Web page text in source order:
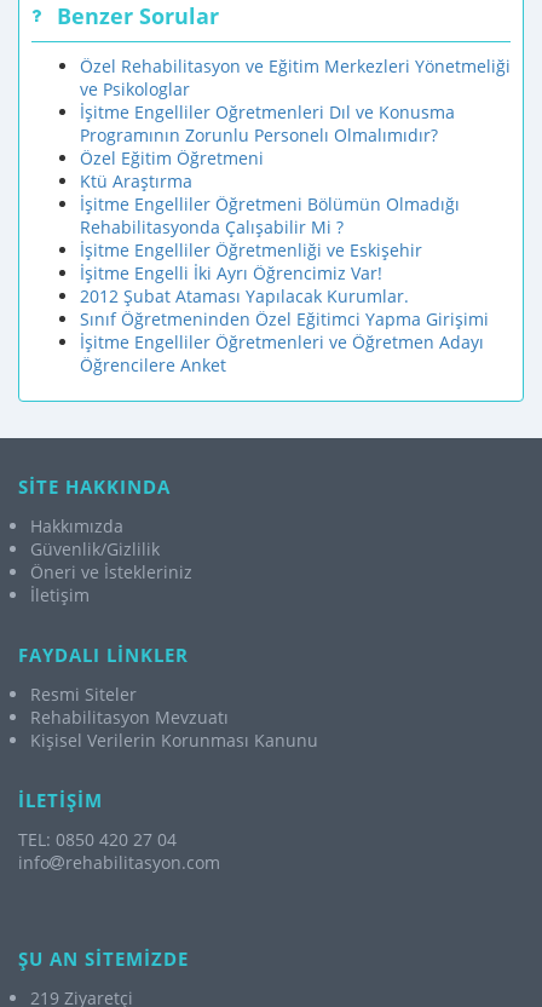
Benzer Sorular
Özel Rehabilitasyon ve Eğitim Merkezleri Yönetmeliği
ve Psikologlar
İşitme Engelliler Oğretmenleri Dıl ve Konusma
Programının Zorunlu Personelı Olmalımıdır?
Özel Eğitim Öğretmeni
Ktü Araştırma
İşitme Engelliler Öğretmeni Bölümün Olmadığı
Rehabilitasyonda Çalışabilir Mi ?
İşitme Engelliler Öğretmenliği ve Eskişehir
İşitme Engelli İki Ayrı Öğrencimiz Var!
2012 Şubat Ataması Yapılacak Kurumlar.
Sınıf Öğretmeninden Özel Eğitimci Yapma Girişimi
İşitme Engelliler Öğretmenleri ve Öğretmen Adayı
Öğrencilere Anket
SİTE HAKKINDA
Hakkımızda
Güvenlik/Gizlilik
Öneri ve İstekleriniz
İletişim
FAYDALI LİNKLER
Resmi Siteler
Rehabilitasyon Mevzuatı
Kişisel Verilerin Korunması Kanunu
İLETİŞİM
TEL: 0850 420 27 04
info
rehabilitasyon.com
ŞU AN SİTEMİZDE
219 Ziyaretçi